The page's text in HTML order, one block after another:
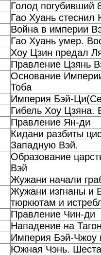
Голод погубивший
Гао Хуань стеснил
Война в империи
Гао Хуань умер.
Хоу Цзин предал
Правление Цзянь
Основание
Тоба
Империя Бэй-
Гибель Хоу Цзяна.
Правление Ян-ди
Кидани разбиты
Западную Вэй.
Образование
Вэй
Жужани начали
Жужани изгнаны и
тюркютам и
Правление Чин-ди
Нападение на
Империя Бэй-Чжоу
Южная Чэнь.